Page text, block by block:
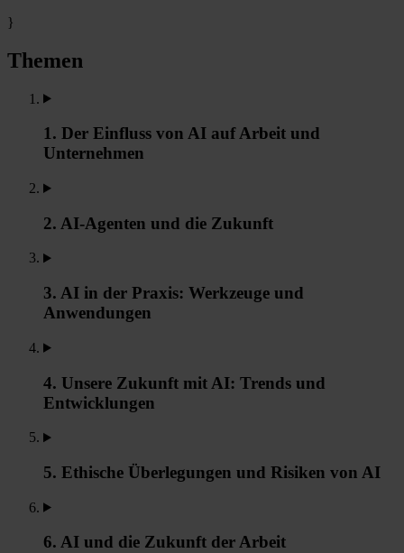
}
Themen
1. Der Einfluss von AI auf Arbeit und
Unternehmen
2. AI-Agenten und die Zukunft
3. AI in der Praxis: Werkzeuge und
Anwendungen
4. Unsere Zukunft mit AI: Trends und
Entwicklungen
5. Ethische Überlegungen und Risiken von AI
6. AI und die Zukunft der Arbeit